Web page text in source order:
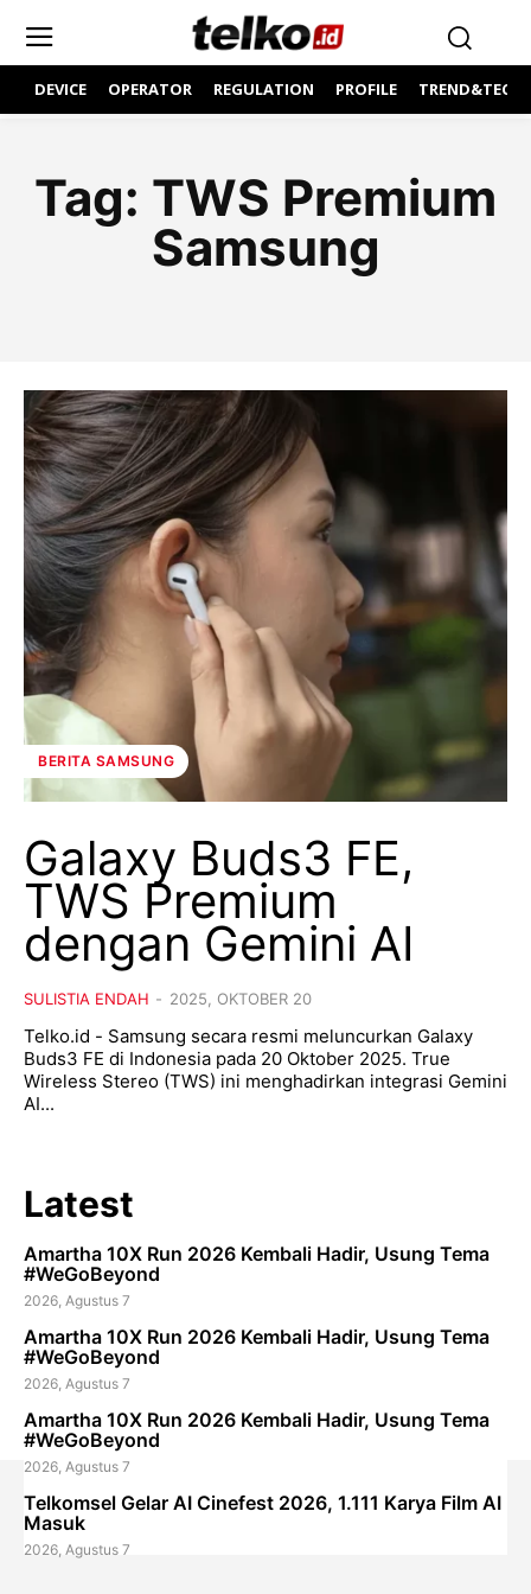
DEVICE OPERATOR REGULATION PROFILE
Tag: TWS Premium
Samsung
BERITA SAMSUNG
Galaxy Buds3 FE,
TWS Premium
dengan Gemini AI
SULISTIA ENDAH - 2025, OKTOBER 20
Telko.id - Samsung secara resmi meluncurkan Galaxy
Buds3 FE di Indonesia pada 20 Oktober 2025. True
Wireless Stereo (TWS) ini menghadirkan integrasi Gemini
AI...
Latest
Amartha 10X Run 2026 Kembali Hadir, Usung Tema
#WeGoBeyond
2026, Agustus 7
Amartha 10X Run 2026 Kembali Hadir, Usung Tema
#WeGoBeyond
2026, Agustus 7
Amartha 10X Run 2026 Kembali Hadir, Usung Tema
#WeGoBeyond
2026, Agustus 7
Telkomsel Gelar AI Cinefest 2026, 1.111 Karya Film AI
Masuk
2026, Agustus 7